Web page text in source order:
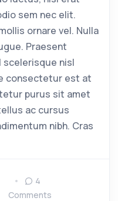
sem nec elit.
ornare vel. Nulla
Praesent
scelerisque nisl
consectetur est at
purus sit amet
ac cursus
nibh. Cras
4
Comments